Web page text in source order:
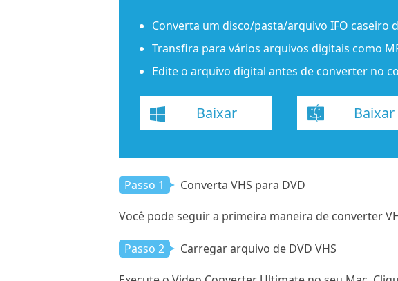
Converta um disco/pasta/arquivo IFO caseiro
Transfira para vários arquivos digitais como
Edite o arquivo digital antes de converter no
Baixar Baixar
Passo 1 Converta VHS para DVD
Você pode seguir a primeira maneira de converter
Passo 2 Carregar arquivo de DVD VHS